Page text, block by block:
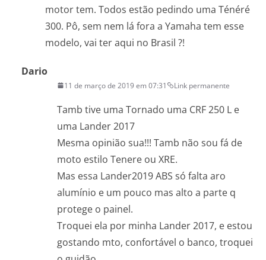
motor tem. Todos estão pedindo uma Ténéré
300. Pô, sem nem lá fora a Yamaha tem esse
modelo, vai ter aqui no Brasil ?!
Dario
11 de março de 2019 em 07:31 Link permanente
Tamb tive uma Tornado uma CRF 250 L e
uma Lander 2017
Mesma opinião sua!!! Tamb não sou fá de
moto estilo Tenere ou XRE.
Mas essa Lander2019 ABS só falta aro
alumínio e um pouco mas alto a parte q
protege o painel.
Troquei ela por minha Lander 2017, e estou
gostando mto, confortável o banco, troquei